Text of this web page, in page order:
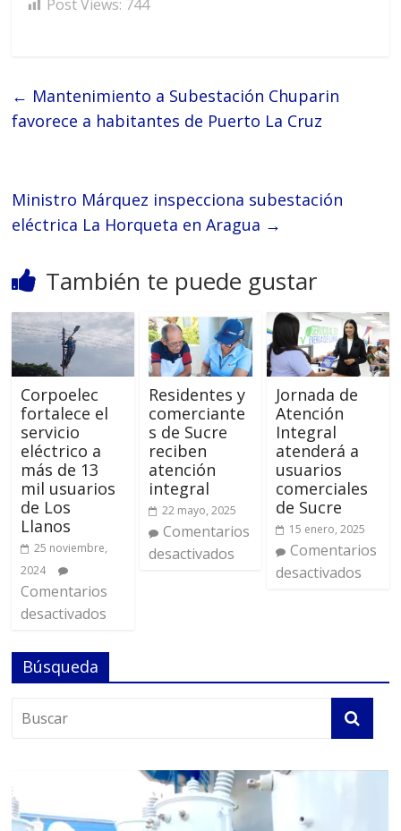
Post Views: 744
← Mantenimiento a Subestación Chuparin
favorece a habitantes de Puerto La Cruz
Ministro Márquez inspecciona subestación
eléctrica La Horqueta en Aragua →
También te puede gustar
Corpoelec
fortalece el
servicio
eléctrico a
más de 13
mil usuarios
de Los
Llanos
25 noviembre,
2024
Comentarios
desactivados
Residentes y
comerciante
s de Sucre
reciben
atención
integral
22 mayo, 2025
Comentarios
desactivados
Jornada de
Atención
Integral
atenderá a
usuarios
comerciales
de Sucre
15 enero, 2025
Comentarios
desactivados
Búsqueda